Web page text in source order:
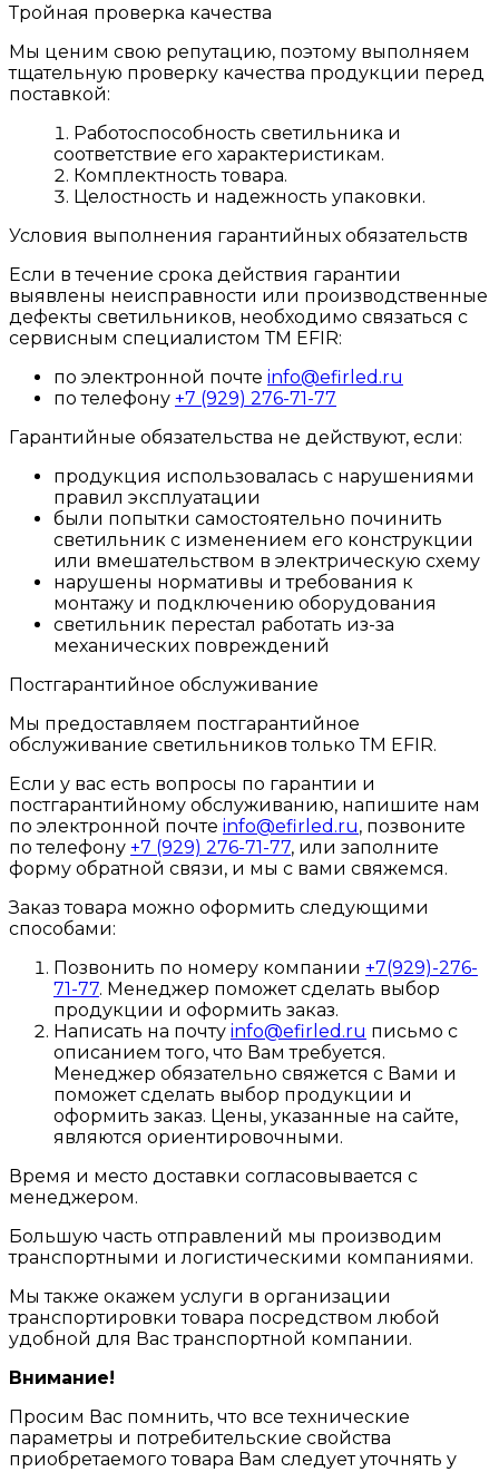
Тройная проверка качества
Мы ценим свою репутацию, поэтому выполняем
тщательную проверку качества продукции перед
поставкой:
Работоспособность светильника и
соответствие его характеристикам.
Комплектность товара.
Целостность и надежность упаковки.
Условия выполнения гарантийных обязательств
Если в течение срока действия гарантии
выявлены неисправности или производственные
дефекты светильников, необходимо связаться с
сервисным специалистом ТМ EFIR:
по электронной почте info@efirled.ru
по телефону +7 (929) 276-71-77
Гарантийные обязательства не действуют, если:
продукция использовалась с нарушениями
правил эксплуатации
были попытки самостоятельно починить
светильник с изменением его конструкции
или вмешательством в электрическую схему
нарушены нормативы и требования к
монтажу и подключению оборудования
светильник перестал работать из-за
механических повреждений
Постгарантийное обслуживание
Мы предоставляем постгарантийное
обслуживание светильников только ТМ EFIR.
Если у вас есть вопросы по гарантии и
постгарантийному обслуживанию, напишите нам
по электронной почте info@efirled.ru, позвоните
по телефону +7 (929) 276-71-77, или заполните
форму обратной связи, и мы с вами свяжемся.
Заказ товара можно оформить следующими
способами:
Позвонить по номеру компании +7(929)-276-
71-77. Менеджер поможет сделать выбор
продукции и оформить заказ.
Написать на почту info@efirled.ru письмо с
описанием того, что Вам требуется.
Менеджер обязательно свяжется с Вами и
поможет сделать выбор продукции и
оформить заказ. Цены, указанные на сайте,
являются ориентировочными.
Время и место доставки согласовывается с
менеджером.
Большую часть отправлений мы производим
транспортными и логистическими компаниями.
Мы также окажем услуги в организации
транспортировки товара посредством любой
удобной для Вас транспортной компании.
Внимание!
Просим Вас помнить, что все технические
параметры и потребительские свойства
приобретаемого товара Вам следует уточнять у